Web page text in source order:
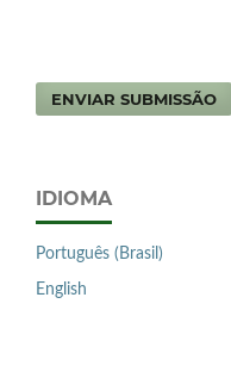
ENVIAR SUBMISSÃO
IDIOMA
Português (Brasil)
English